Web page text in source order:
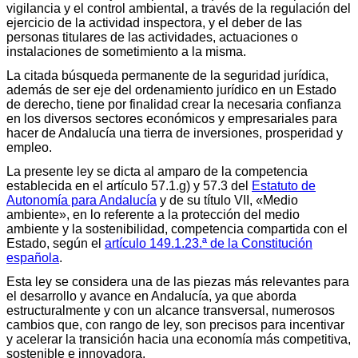
vigilancia y el control ambiental, a través de la regulación del
ejercicio de la actividad inspectora, y el deber de las
personas titulares de las actividades, actuaciones o
instalaciones de sometimiento a la misma.
La citada búsqueda permanente de la seguridad jurídica,
además de ser eje del ordenamiento jurídico en un Estado
de derecho, tiene por finalidad crear la necesaria confianza
en los diversos sectores económicos y empresariales para
hacer de Andalucía una tierra de inversiones, prosperidad y
empleo.
La presente ley se dicta al amparo de la competencia
establecida en el artículo 57.1.g) y 57.3 del Estatuto de
Autonomía para Andalucía y de su título VII, «Medio
ambiente», en lo referente a la protección del medio
ambiente y la sostenibilidad, competencia compartida con el
Estado, según el artículo 149.1.23.ª de la Constitución
española.
Esta ley se considera una de las piezas más relevantes para
el desarrollo y avance en Andalucía, ya que aborda
estructuralmente y con un alcance transversal, numerosos
cambios que, con rango de ley, son precisos para incentivar
y acelerar la transición hacia una economía más competitiva,
sostenible e innovadora.